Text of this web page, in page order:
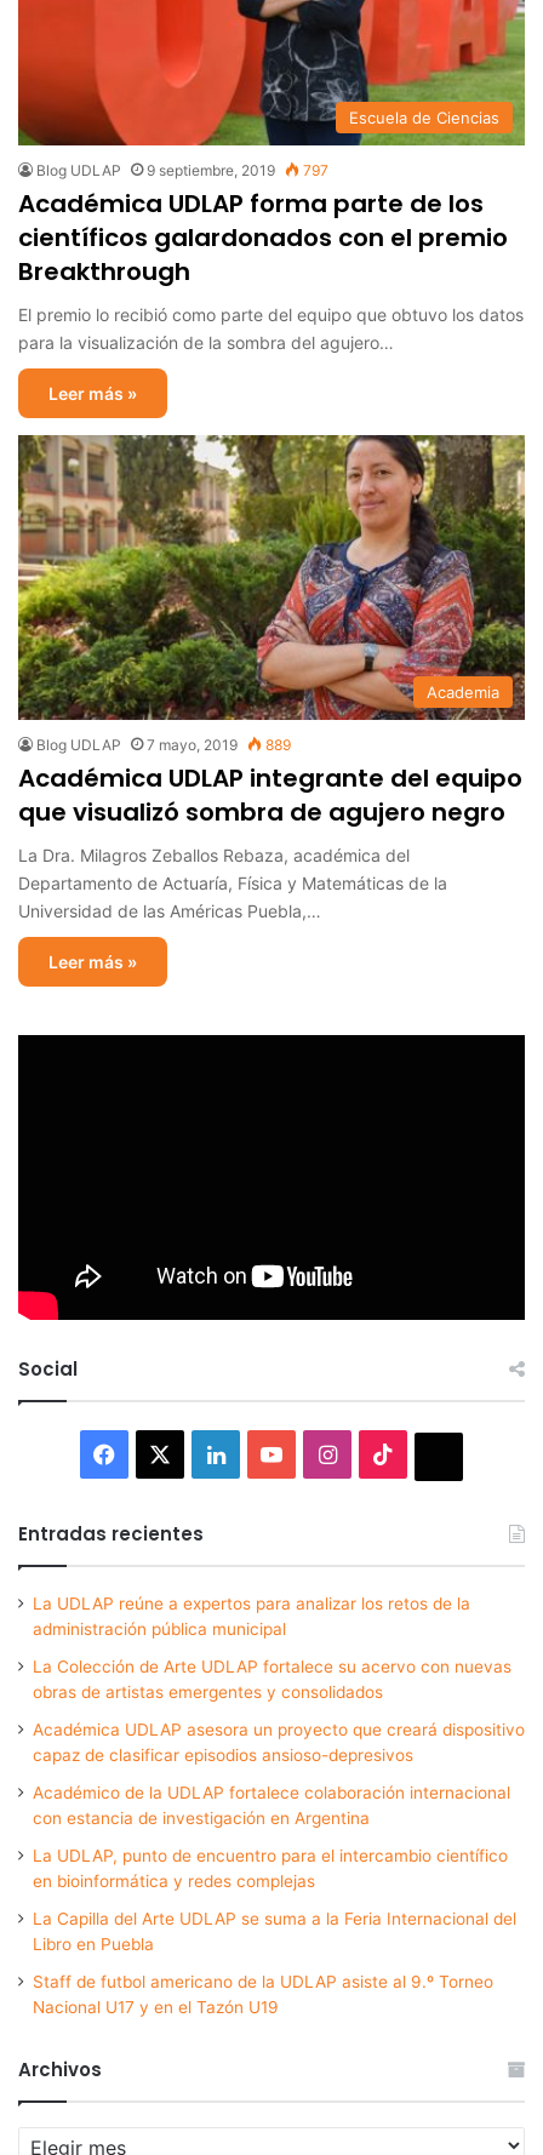
Escuela de Ciencias
Blog UDLAP 9 septiembre, 2019 797
Académica UDLAP forma parte de los
científicos galardonados con el premio
Breakthrough
El premio lo recibió como parte del equipo que obtuvo los datos
para la visualización de la sombra del agujero…
Leer más »
Academia
Blog UDLAP 7 mayo, 2019 889
Académica UDLAP integrante del equipo
que visualizó sombra de agujero negro
La Dra. Milagros Zeballos Rebaza, académica del
Departamento de Actuaría, Física y Matemáticas de la
Universidad de las Américas Puebla,…
Leer más »
Social
Facebook LinkedInYouTubeInstagram
Entradas recientes
La UDLAP reúne a expertos para analizar los retos de la
administración pública municipal
La Colección de Arte UDLAP fortalece su acervo con nuevas
obras de artistas emergentes y consolidados
Académica UDLAP asesora un proyecto que creará dispositivo
capaz de clasificar episodios ansioso-depresivos
Académico de la UDLAP fortalece colaboración internacional
con estancia de investigación en Argentina
La UDLAP, punto de encuentro para el intercambio científico
en bioinformática y redes complejas
La Capilla del Arte UDLAP se suma a la Feria Internacional del
Libro en Puebla
Staff de futbol americano de la UDLAP asiste al 9.º Torneo
Nacional U17 y en el Tazón U19
Archivos
Archivos